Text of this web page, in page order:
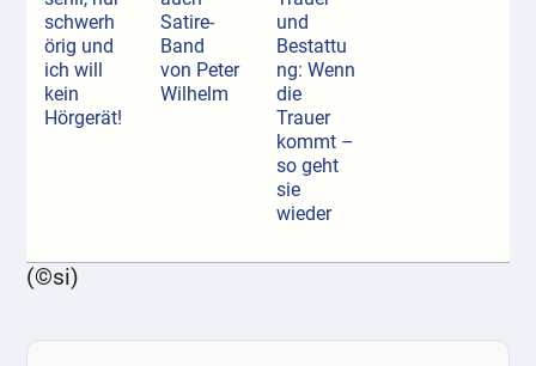
schwerh
örig und
ich will
kein
Hörgerät!
Satire-
Band
von Peter
Wilhelm
und
Bestattu
ng: Wenn
die
Trauer
kommt –
so geht
sie
wieder
(©si)